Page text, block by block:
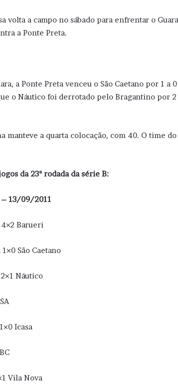
volta a campo no sábado para enfrentar o
a Ponte Preta.
a Ponte Preta venceu o São Caetano por 1
o Náutico foi derrotado pelo Bragantino por 2
manteve a quarta colocação, com 40. O time
da 23ª rodada da série B:
13/09/2011
Barueri
São Caetano
Náutico
Icasa
Vila Nova